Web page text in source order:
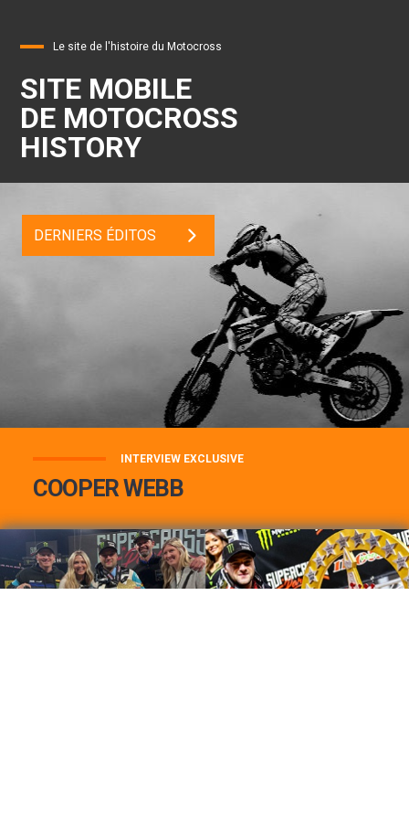
Le site de l'histoire du Motocross
SITE MOBILE
DE MOTOCROSS
HISTORY
DERNIERS ÉDITOS
INTERVIEW EXCLUSIVE
COOPER WEBB